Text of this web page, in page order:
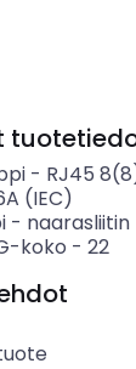
- RJ45
(IEC)
- naarasliitin
koko - 22